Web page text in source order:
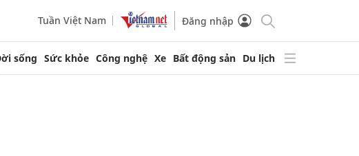
Tuần Việt Nam Đăng nhập
sống Sức khỏe Công nghệ Xe Bất động sản Du lịch